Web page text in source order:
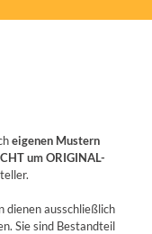
eigenen Mustern
um ORIGINAL-
dienen ausschließlich
Sie sind Bestandteil